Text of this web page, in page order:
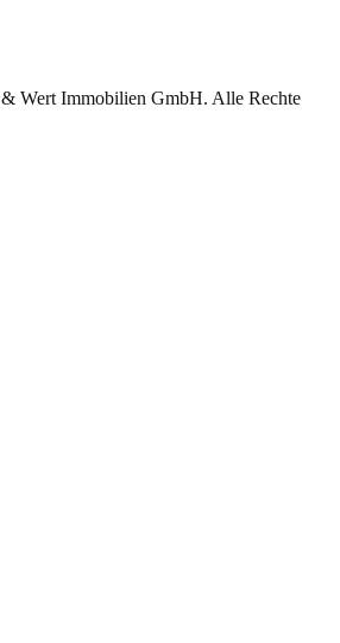
Wert Immobilien GmbH. Alle Rechte